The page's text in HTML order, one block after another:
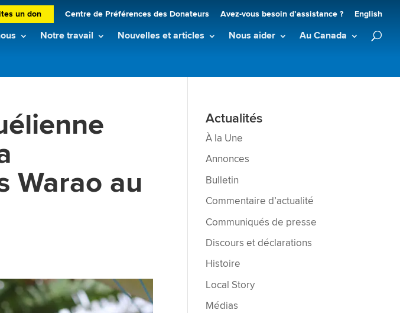
un don Centre de Préférences des Donateurs Avez-vous besoin d’assistance ? English
Notre travail Nouvelles et articles Nous aider Au Canada
Warao au
Actualités
À la Une
Annonces
Bulletin
Commentaire d’actualité
Communiqués de presse
Discours et déclarations
Histoire
Local Story
Médias